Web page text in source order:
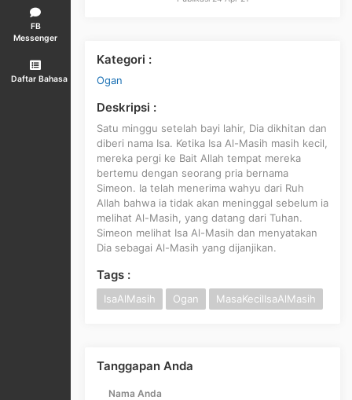
FB
Messenger
Daftar Bahasa
Kategori :
Ogan
Deskripsi :
Satu minggu setelah bayi lahir, Dia dikhitan dan
diberi nama Isa. Ketika Isa Al-Masih masih kecil,
mereka pergi ke Bait Allah tempat mereka
bertemu dengan seorang pria bernama
Simeon. Ia telah menerima wahyu dari Ruh
Allah bahwa ia tidak akan meninggal sebelum ia
melihat Al-Masih, yang datang dari Tuhan.
Simeon melihat Isa Al-Masih dan menyatakan
Dia sebagai Al-Masih yang dijanjikan.
Tags :
IsaAlMasih Ogan MasaKecilIsaAlMasih
Tanggapan Anda
Nama Anda